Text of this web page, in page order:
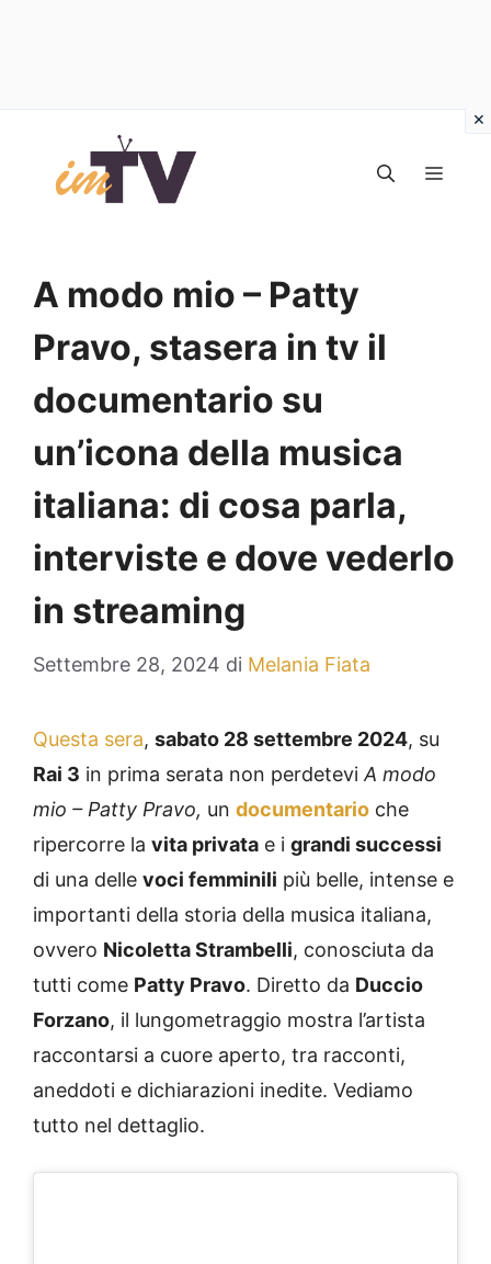
contenuto
A modo mio – Patty
Pravo, stasera in tv il
documentario su
un’icona della musica
italiana: di cosa parla,
interviste e dove vederlo
in streaming
Settembre 28, 2024 di Melania Fiata
Questa sera, sabato 28 settembre 2024, su
Rai 3 in prima serata non perdeteviA modo
mio – Patty Pravo, un documentario che
ripercorre la vita privata e i grandi successi
di una delle voci femminili più belle, intense e
importanti della storia della musica italiana,
ovvero Nicoletta Strambelli, conosciuta da
tutti come Patty Pravo. Diretto da Duccio
Forzano, il lungometraggio mostra l’artista
raccontarsi a cuore aperto, tra racconti,
aneddoti e dichiarazioni inedite. Vediamo
tutto nel dettaglio.